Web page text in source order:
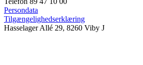
Persondata
Tilgængelighedserklæring
Hasselager Allé 29, 8260 Viby J